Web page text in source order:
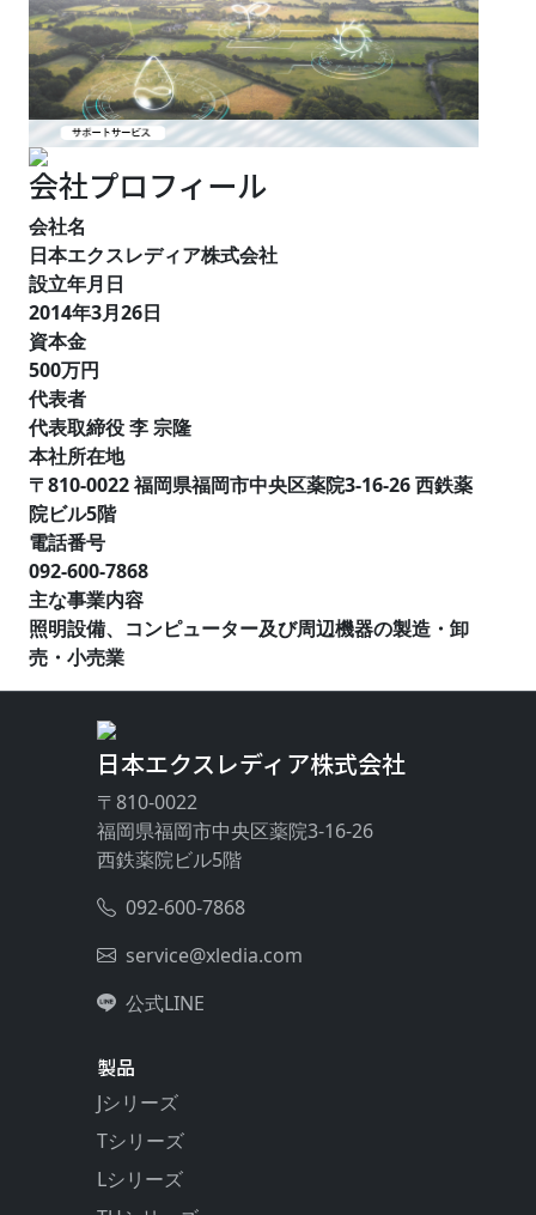
会社プロフィール
会社名
日本エクスレディア株式会社
設立年月日
2014年3月26日
資本金
500万円
代表者
代表取締役 李 宗隆
本社所在地
〒810-0022 福岡県福岡市中央区薬院3-16-26 西鉄薬
院ビル5階
電話番号
092-600-7868
主な事業内容
照明設備、コンピューター及び周辺機器の製造・卸
売・小売業
日本エクスレディア株式会社
〒810-0022
福岡県福岡市中央区薬院3-16-26
西鉄薬院ビル5階
092-600-7868
service@xledia.com
公式LINE
製品
Jシリーズ
Tシリーズ
Lシリーズ